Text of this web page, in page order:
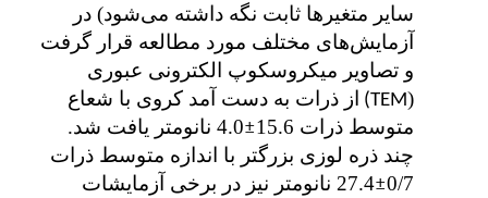
سایر متغیرها ثابت نگه داشته می‌شود) در
آزمایش‌های مختلف مورد مطالعه قرار گرفت
و تصاویر میکروسکوپ الکترونی عبوری
(
TEM)
از ذرات به دست آمد کروی با شعاع
متوسط ذرات 15.6
±
4.0 نانومتر یافت شد.
چند ذره لوزی بزرگتر با اندازه متوسط ذرات
0/7
±
27.4 نانومتر نیز در برخی آزمایشات